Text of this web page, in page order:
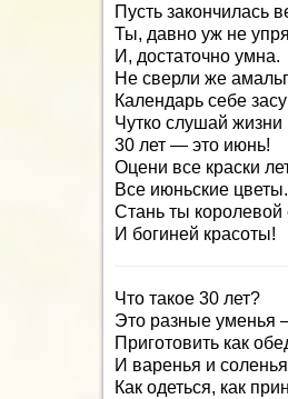
Пусть закончилась
Ты, давно уж не
И, достаточно умна.
Не сверли же
Календарь себе
Чутко слушай жизни
30 лет — это июнь!
Оцени все краски
Все июньские цветы.
Стань ты королевой
И богиней красоты!
Что такое 30 лет?
Это разные уменья
Приготовить как
И варенья и
Как одеться, как